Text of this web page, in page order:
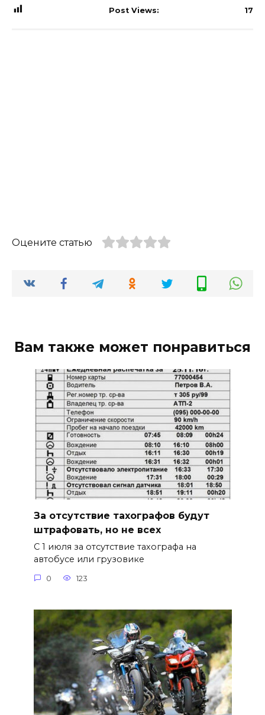
Post Views: 17
Оцените статью
Вам также может понравиться
За отсутствие тахографов будут
штрафовать, но не всех
С 1 июля за отсутствие тахографа на
автобусе или грузовике
0 123